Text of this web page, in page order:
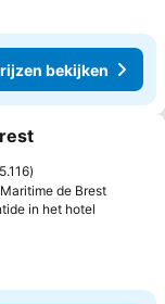
bekijken
favorieten
5.116
de Brest
in het hotel